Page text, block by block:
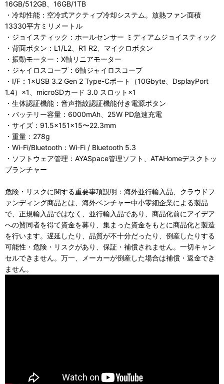
16GB/512GB、16GB/1TB
・冷却性能：空冷式アクティブ冷却システム。放熱ファン面積
13330平方ミリメートル
・ジョイスティック：ホールセンサー ミディアムジョイスティック
・背面ボタン：L1/L2、R1 R2、マイクロボタン
・振動モーター：X軸リニアモーター
・ジャイロスコープ：6軸ジャイロスコープ
・I/F：1×USB 3.2 Gen 2 Type-Cポート（10Gbyte、DsplayPort
1.4）×1、microSDカード 3.0 スロット×1
・生体認証機能：音声指紋認証機能付き電源ボタン
・バッテリー容量：6000mAh、25W PD急速充電
・サイズ：91.5×151×15〜22.3mm
・重量：278g
・Wi-Fi/Bluetooth：Wi-Fi / Bluetooth 5.3
・ソフトウェア管理：AYASpace管理ソフト、ATAHomeデスクトッ
プランチャー
危険・リスクに関する重要事項説明：海外並行輸入品、クラウドフ
ァンディング商品とは、海外ベンチャー中小零細企業による製品
で、正規輸入品ではなく、並行輸入品であり、商品化前にアイデア
への賛同者を得て資金を募り、集まった資金をもとに商品化と製造
を行います。遅延したり、品質が不十分だったり、倒産したりする
可能性・危険・リスクがあり、保証・補償されません。一切キャン
セルできません。万一、メーカーが倒産した場合は補償・返金でき
ません。